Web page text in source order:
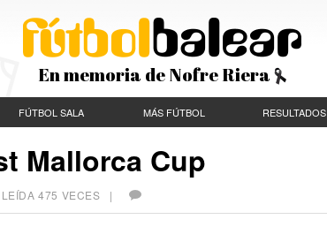
En memoria de Nofre Riera
FÚTBOL SALA MÁS FÚTBOL RESULTADOS
Mallorca Cup
475 VECES |